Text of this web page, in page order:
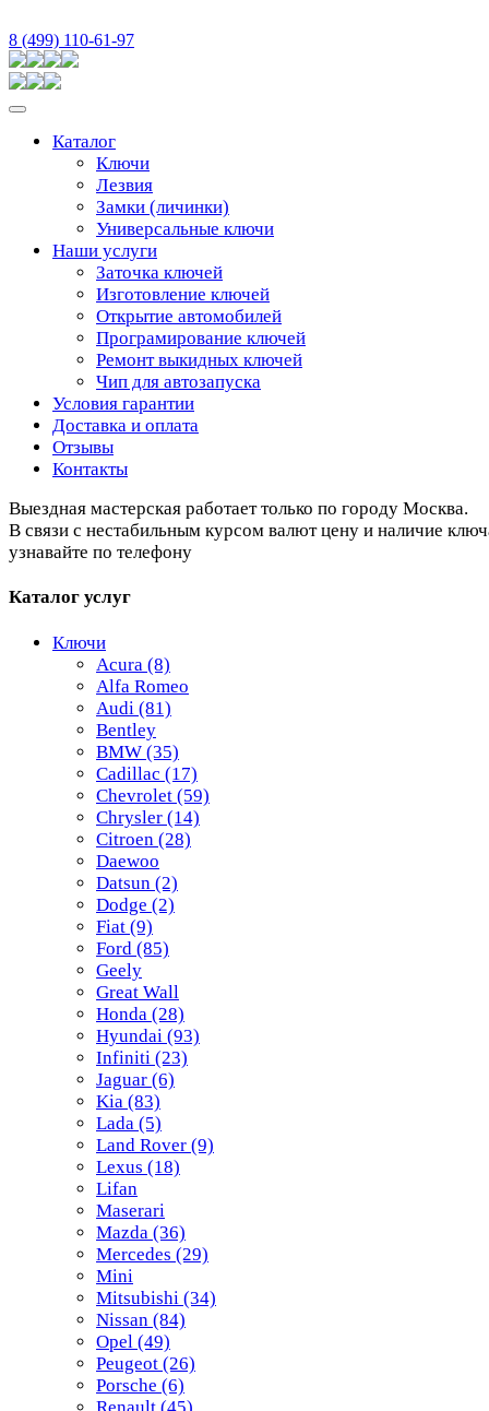
8 (499) 110-61-97
Каталог
Ключи
Лезвия
Замки (личинки)
Универсальные ключи
Наши услуги
Заточка ключей
Изготовление ключей
Открытие автомобилей
Програмирование ключей
Ремонт выкидных ключей
Чип для автозапуска
Условия гарантии
Доставка и оплата
Отзывы
Контакты
Выездная мастерская работает только по городу Москва.
В связи с нестабильным курсом валют цену и наличие
узнавайте по телефону
Каталог услуг
Ключи
Acura (8)
Alfa Romeo
Audi (81)
Bentley
BMW (35)
Cadillac (17)
Chevrolet (59)
Chrysler (14)
Citroen (28)
Daewoo
Datsun (2)
Dodge (2)
Fiat (9)
Ford (85)
Geely
Great Wall
Honda (28)
Hyundai (93)
Infiniti (23)
Jaguar (6)
Kia (83)
Lada (5)
Land Rover (9)
Lexus (18)
Lifan
Maserari
Mazda (36)
Mercedes (29)
Mini
Mitsubishi (34)
Nissan (84)
Opel (49)
Peugeot (26)
Porsche (6)
Renault (45)